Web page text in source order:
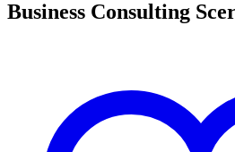
Business Consulting